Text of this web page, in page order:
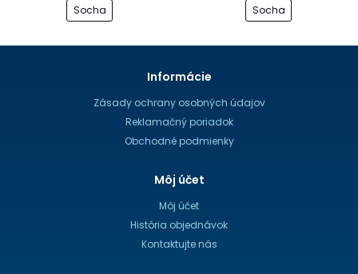
Socha Socha
Informácie
Zásady ochrany osobných údajov
Reklamačný poriadok
Obchodné podmienky
Môj účet
Môj účet
História objednávok
Kontaktujte nás